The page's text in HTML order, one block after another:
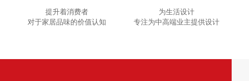
提升着消费者
对于家居品味的价值认知
为生活设计
专注为中高端业主提供设计